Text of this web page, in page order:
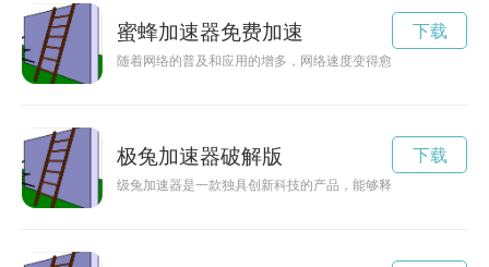
蜜蜂加速器免费加速
随着网络的普及和应用的增多，网络速度变得愈加重要。而
下载
极兔加速器破解版
级兔加速器是一款独具创新科技的产品，能够释放个人速度潜
下载